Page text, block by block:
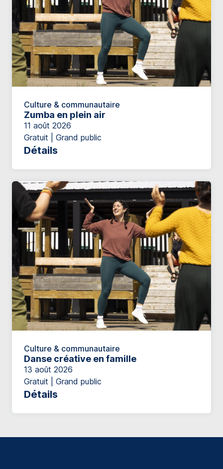
Culture & communautaire
Zumba en plein air
11 août 2026
Gratuit | Grand public
Détails
Culture & communautaire
Danse créative en famille
13 août 2026
Gratuit | Grand public
Détails